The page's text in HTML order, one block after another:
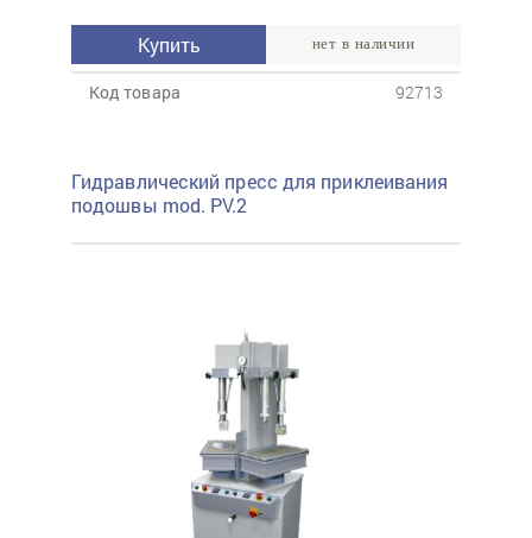
Купить нет в наличии
Код товара 92713
Гидравлический пресс для приклеивания
подошвы mod. PV.2